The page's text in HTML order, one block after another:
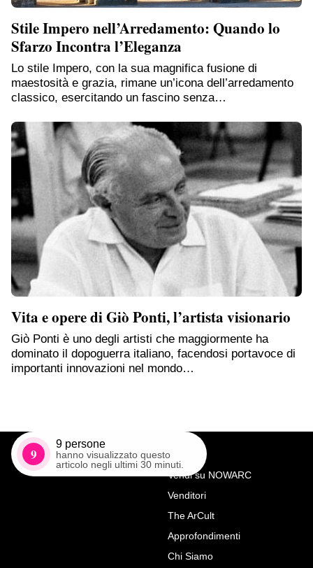
Stile Impero nell’Arredamento: Quando lo
Sfarzo Incontra l’Eleganza
Lo stile Impero, con la sua magnifica fusione di
maestosità e grazia, rimane un’icona dell’arredamento
classico, esercitando un fascino senza…
Vita e opere di Giò Ponti, l’artista visionario
Giò Ponti è uno degli artisti che maggiormente ha
dominato il dopoguerra italiano, facendosi portavoce di
importanti innovazioni nel mondo…
9
9 persone
hanno visualizzato questo
articolo negli ultimi 30 minuti.
Richiedi Maggiori Info su
Panca in marmo
L'arte di arredare
Vendi su NOWARC
Venditori
The ArCult
Approfondimenti
Chi Siamo